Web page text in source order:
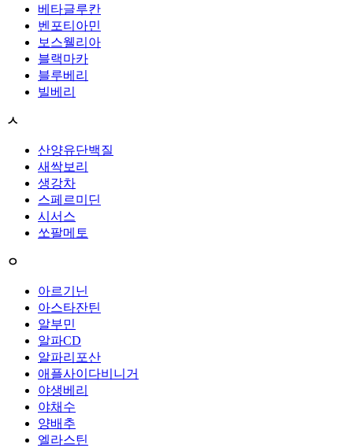
베타글루칸
벤포티아민
보스웰리아
블랙마카
블루베리
빌베리
ㅅ
산양유단백질
새싹보리
생강차
스페르미딘
시서스
쏘팔메토
ㅇ
아르기닌
아스타잔틴
알부민
알파CD
알파리포산
애플사이다비니거
야생베리
야채수
양배추
엘라스틴